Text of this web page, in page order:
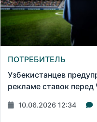
ПОТРЕБИТЕЛЬ
Узбекистанцев
рекламе ставок
10.06.2026 12:34